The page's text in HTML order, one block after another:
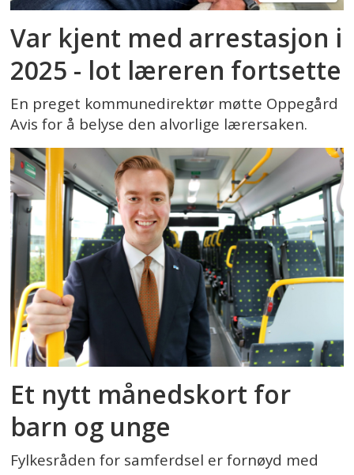
Var kjent med arrestasjon i
2025 - lot læreren fortsette
En preget kommunedirektør møtte Oppegård
Avis for å belyse den alvorlige lærersaken.
Et nytt månedskort for
barn og unge
Fylkesråden for samferdsel er fornøyd med